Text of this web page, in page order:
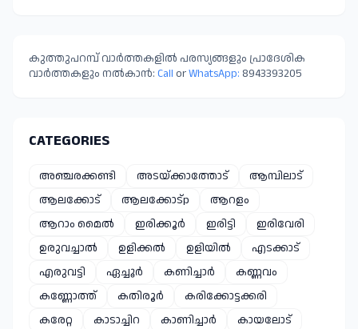
കുത്തുപറമ്പ് വാർത്തകളിൽ പരസ്യങ്ങളും പ്രാദേശിക
വാർത്തകളും നൽകാൻ: Call orWhatsApp: 8943393205
CATEGORIES
അഞ്ചരക്കണ്ടി അടയ്ക്കാത്തോട്
ആമ്പിലാട്
ആലക്കോട്
ആലക്കോട്p
ആറളം
ആറാം മൈൽ
ഇരിക്കൂർ ഇരിട്ടി
ഇരിവേരി
ഉരുവച്ചാൽ
ഉളിക്കൽ ഉളിയിൽ
എടക്കാട്
എരുവട്ടി
ഏച്ചൂർ കണിച്ചാർ
കണ്ണവം
കണ്ണോത്ത്
കതിരൂർ
കരിക്കോട്ടക്കരി
കരേറ്റ
കാടാച്ചിറ കാണിച്ചാർ
കായലോട്